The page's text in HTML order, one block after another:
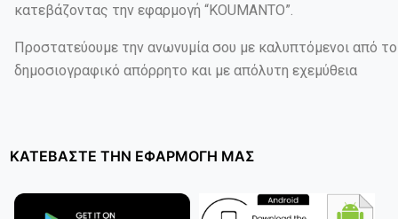
κατεβάζοντας την εφαρμογή “KOUMANTO”.
Προστατεύουμε την ανωνυμία σου με καλυπτόμενοι από το
δημοσιογραφικό απόρρητο και με απόλυτη εχεμύθεια
ΚΑΤΕΒΑΣΤΕ ΤΗΝ ΕΦΑΡΜΟΓΗ ΜΑΣ